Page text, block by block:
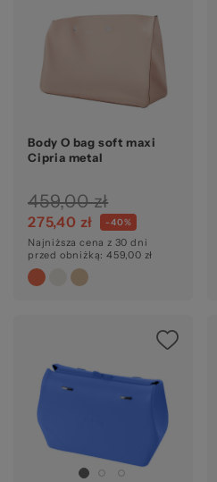
Body O bag soft maxi
Cipria metal
459,00 zł
275,40 zł -40%
Najniższa cena z 30 dni
przed obniżką: 459,00 zł